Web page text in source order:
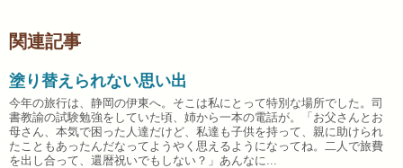
関連記事
塗り替えられない思い出
今年の旅行は、静岡の伊東へ。そこは私にとって特別な場所でした。司
書教諭の試験勉強をしていた頃、姉から一本の電話が。「お父さんとお
母さん、本気で困った人達だけど、私達も子供を持って、親に助けられ
たこともあったんだなってようやく思えるようになってね。二人で旅費
を出し合って、還暦祝いでもしない？」あんなに...